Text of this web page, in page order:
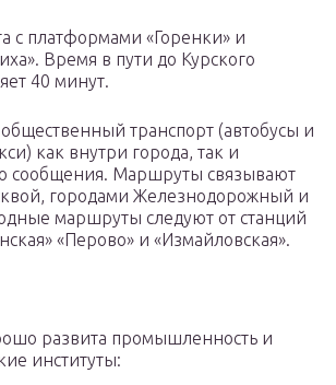
с платформами «Горенки» и
Время в пути до Курского
40 минут.
транспорт (автобусы и
как внутри города, так и
сообщения. Маршруты связывают
городами Железнодорожный и
маршруты следуют от станций
«Перово» и «Измайловская».
развита промышленность и
институты: